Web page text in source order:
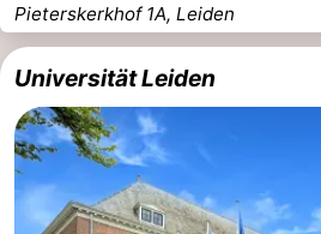
Pieterskerkhof 1A, Leiden
Universität Leiden